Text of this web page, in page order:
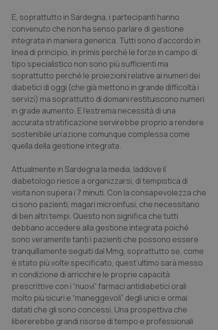
Quotidiano Chirurgia
Quotidiano Oncologia
Quotidiano Pediatria
Rene & patologie urogenitali
Salute orale & impianti
Sangue & coagulazione
Tiroide
Tumore al seno
Tumore ovarico
Tumori del Polmone & Testa Collo
Tumori gastrointestinali
Ulcera & Reflusso
Vaccini
E, soprattutto in Sardegna, i partecipanti hanno
convenuto che non ha senso parlare di gestione
integrata in maniera generica. Tutti sono d’accordo in
linea di principio, in primis perché le forze in campo di
tipo specialistico non sono più sufficienti ma
soprattutto perché le proiezioni relative ai numeri dei
diabetici di oggi (che già mettono in grande difficoltà i
servizi) ma soprattutto di domani restituiscono numeri
in grade aumento. E l’estrema necessità di una
accurata stratificazione servirebbe proprio a rendere
sostenibile un’azione comunque complessa come
quella della gestione integrata.
Attualmente in Sardegna la media, laddove il
diabetologo riesce a organizzarsi, di tempistica di
visita non supera i 7 minuti. Con la consapevolezza che
ci sono pazienti, magari microinfusi, che necessitano
di ben altri tempi. Questo non significa che tutti
debbano accedere alla gestione integrata poiché
sono veramente tanti i pazienti che possono essere
tranquillamente seguiti dal Mmg, soprattutto se, come
è stato più volte specificato, quest’ultimo sarà messo
in condizione di arricchire le proprie capacità
prescrittive con i “nuovi” farmaci antidiabetici orali
molto più sicuri e “maneggevoli” degli unici e ormai
datati che gli sono concessi. Una prospettiva che
libererebbe grandi risorse di tempo e professionali